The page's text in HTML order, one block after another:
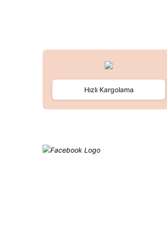
Hızlı Kargolama